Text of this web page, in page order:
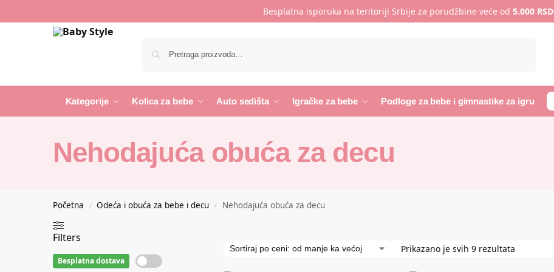
Besplatna isporuka na teritoriji Srbije za porudžbine veće od 5.000 RSD
Kategorije Kolica za bebe Auto sedišta Igračke za bebe Podloge za bebe i gimnastike za igru
Nehodajuća obuća za decu
Početna / Odeća i obuća za bebe i decu / Nehodajuća obuća za decu
Prikazano je svih 9 rezultata
Filters
Besplatna dostava